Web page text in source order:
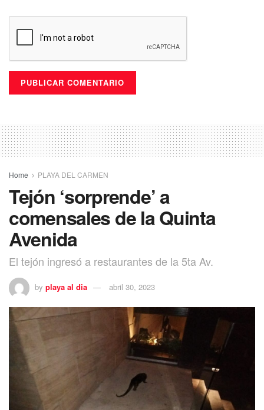
Home PLAYA DEL CARMEN
Tejón ‘sorprende’ a
comensales de la Quinta
Avenida
El tejón ingresó a restaurantes de la 5ta Av.
by playa al dia abril 30, 2023